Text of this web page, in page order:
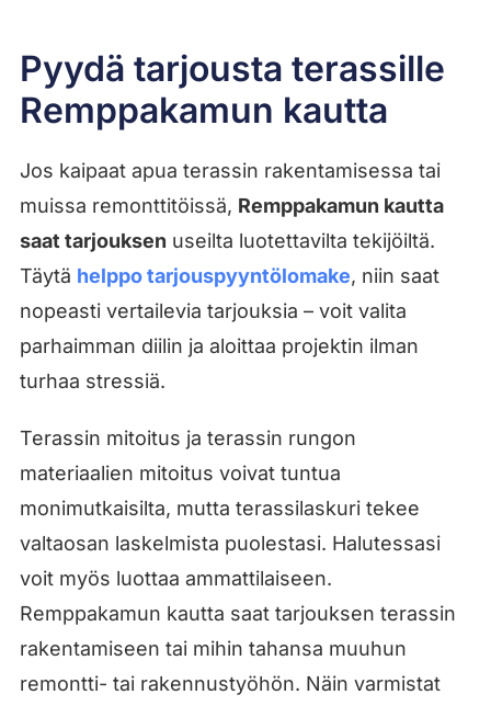
Pyydä tarjousta terassille
Remppakamun kautta
Jos kaipaat apua terassin rakentamisessa tai
muissa remonttitöissä, Remppakamun kautta
saat tarjouksen useilta luotettavilta tekijöiltä.
Täytä helppo tarjouspyyntölomake, niin saat
nopeasti vertailevia tarjouksia – voit valita
parhaimman diilin ja aloittaa projektin ilman
turhaa stressiä.
Terassin mitoitus ja terassin rungon
materiaalien mitoitus voivat tuntua
monimutkaisilta, mutta terassilaskuri tekee
valtaosan laskelmista puolestasi. Halutessasi
voit myös luottaa ammattilaiseen.
Remppakamun kautta saat tarjouksen terassin
rakentamiseen tai mihin tahansa muuhun
remontti- tai rakennustyöhön. Näin varmistat